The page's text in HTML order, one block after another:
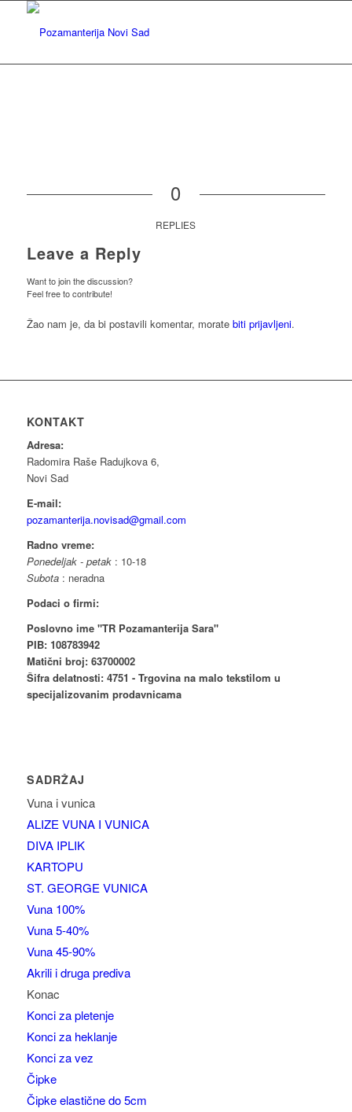
0
REPLIES
Leave a Reply
Want to join the discussion?
Feel free to contribute!
Žao nam je, da bi postavili komentar, morate biti prijavljeni.
KONTAKT
Adresa:
Radomira Raše Radujkova 6,
Novi Sad
E-mail:
pozamanterija.novisad@gmail.com
Radno vreme:
Ponedeljak - petak: 10-18
Subota: neradna
Podaci o firmi:
Poslovno ime "TR Pozamanterija Sara"
PIB: 108783942
Matični broj: 63700002
Šifra delatnosti: 4751 - Trgovina na malo tekstilom u
specijalizovanim prodavnicama
SADRŽAJ
Vuna i vunica
ALIZE VUNA I VUNICA
DIVA IPLIK
KARTOPU
ST. GEORGE VUNICA
Vuna 100%
Vuna 5-40%
Vuna 45-90%
Akrili i druga prediva
Konac
Konci za pletenje
Konci za heklanje
Konci za vez
Čipke
Čipke elastične do 5cm